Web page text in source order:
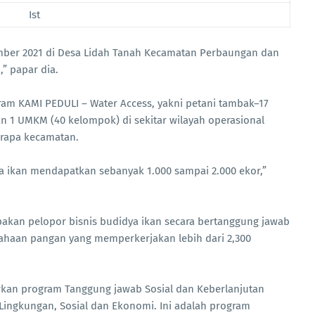
Ist
2021 di Desa Lidah Tanah Kecamatan Perbaungan dan
papar dia.
KAMI PEDULI – Water Access, yakni petani tambak–17
1 UMKM (40 kelompok) di sekitar wilayah operasional
kecamatan.
mendapatkan sebanyak 1.000 sampai 2.000 ekor,”
pelopor bisnis budidya ikan secara bertanggung jawab
pangan yang memperkerjakan lebih dari 2,300
program Tanggung jawab Sosial dan Keberlanjutan
Sosial dan Ekonomi. Ini adalah program